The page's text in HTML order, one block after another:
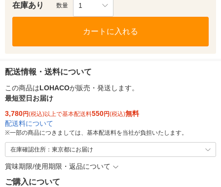
在庫あり 数量 1
カートに入れる
配送情報・送料について
この商品はLOHACOが販売・発送します。
最短翌日お届け
3,780円(税込)以上で基本配送料550円(税込)無料
配送料について
※一部の商品につきましては、基本配送料を当社が負担いたします。
在庫確認住所：東京都にお届け
賞味期限/使用期限・返品について
ご購入について